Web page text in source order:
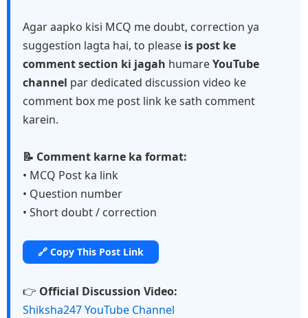
Agar aapko kisi MCQ me doubt, correction ya
suggestion lagta hai, to please is post ke
comment section ki jagah humareYouTube
channel par dedicated discussion video ke
comment box me post link ke sath comment
karein.
📝 Comment karne ka format:
• MCQ Post ka link
• Question number
• Short doubt / correction
🔗 Copy This Post Link
👉 Official Discussion Video:
Shiksha247 YouTube Channel